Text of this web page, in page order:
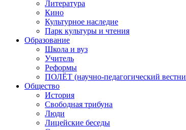
Литература
Кино
Культурное наследие
Парк культуры и чтения
Образование
Школа и вуз
Учитель
Реформы
ПОЛЁТ (научно-педагогический
Общество
История
Свободная трибуна
Люди
Лицейские беседы